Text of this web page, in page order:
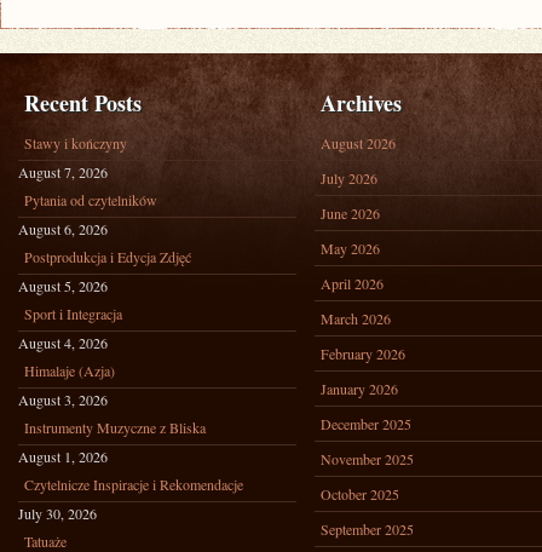
Recent Posts
Stawy i kończyny
August 7, 2026
Pytania od czytelników
August 6, 2026
Postprodukcja i Edycja Zdjęć
August 5, 2026
Sport i Integracja
August 4, 2026
Himalaje (Azja)
August 3, 2026
Instrumenty Muzyczne z Bliska
August 1, 2026
Czytelnicze Inspiracje i Rekomendacje
July 30, 2026
Tatuaże
Archives
August 2026
July 2026
June 2026
May 2026
April 2026
March 2026
February 2026
January 2026
December 2025
November 2025
October 2025
September 2025